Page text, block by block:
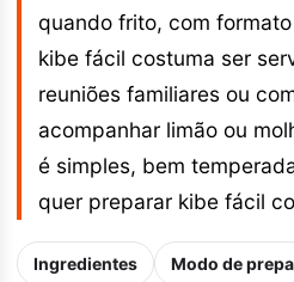
quando frito, com
kibe fácil costuma ser
reuniões familiares ou
acompanhar limão ou
é simples, bem
quer preparar kibe fácil
Ingredientes Modo de